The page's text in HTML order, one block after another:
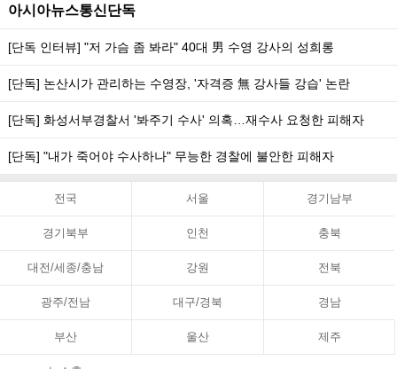
아시아뉴스통신단독
[단독 인터뷰] "저 가슴 좀 봐라" 40대 男 수영 강사의 성희롱
[단독] 논산시가 관리하는 수영장, '자격증 無 강사들 강습' 논란
[단독] 화성서부경찰서 '봐주기 수사' 의혹…재수사 요청한 피해자
[단독] "내가 죽어야 수사하나" 무능한 경찰에 불안한 피해자
전국 서울 경기남부
경기북부 인천 충북
대전/세종/충남 강원 전북
광주/전남 대구/경북 경남
부산 울산 제주